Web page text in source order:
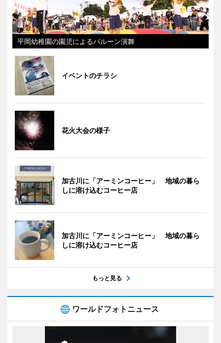
平岡幼稚園の園児によるバルーン演舞
イベントのチラシ
花火大会の様子
加古川に「アーミンコーヒー」 地域の暮ら
しに溶け込むコーヒー店
加古川に「アーミンコーヒー」 地域の暮ら
しに溶け込むコーヒー店
もっと見る
ワールドフォトニュース